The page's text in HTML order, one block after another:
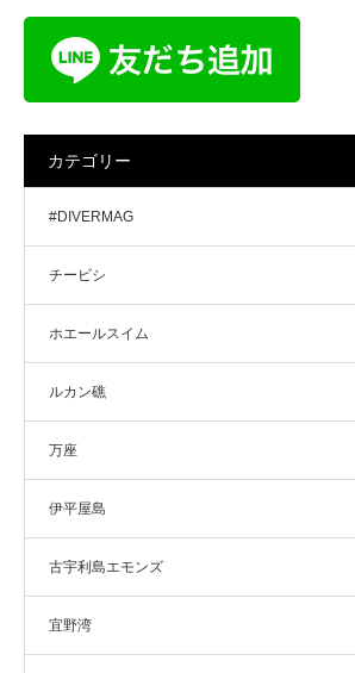
カテゴリー
#DIVERMAG
チービシ
ホエールスイム
ルカン礁
万座
伊平屋島
古宇利島エモンズ
宜野湾